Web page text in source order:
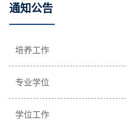
通知公告
培养工作
专业学位
学位工作